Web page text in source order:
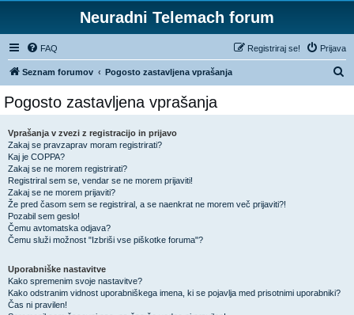
Neuradni Telemach forum
FAQ Prijava
Registriraj se!
Seznam forumov Pogosto zastavljena vprašanja
Pogosto zastavljena vprašanja
Vprašanja v zvezi z registracijo in prijavo
Zakaj se pravzaprav moram registrirati?
Kaj je COPPA?
Zakaj se ne morem registrirati?
Registriral sem se, vendar se ne morem prijaviti!
Zakaj se ne morem prijaviti?
Že pred časom sem se registriral, a se naenkrat ne morem več prijaviti?!
Pozabil sem geslo!
Čemu avtomatska odjava?
Čemu služi možnost "Izbriši vse piškotke foruma"?
Uporabniške nastavitve
Kako spremenim svoje nastavitve?
Kako odstranim vidnost uporabniškega imena, ki se pojavlja med prisotnimi uporabniki?
Čas ni pravilen!